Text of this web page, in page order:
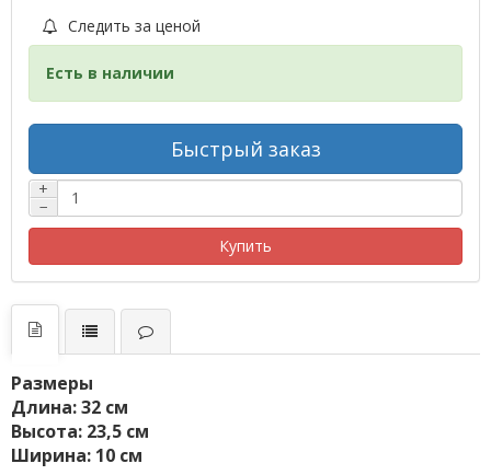
Следить за ценой
Есть в наличии
Быстрый заказ
+
−
Купить
Размеры
Длина: 32 см
Высота: 23,5 см
Ширина: 10 см